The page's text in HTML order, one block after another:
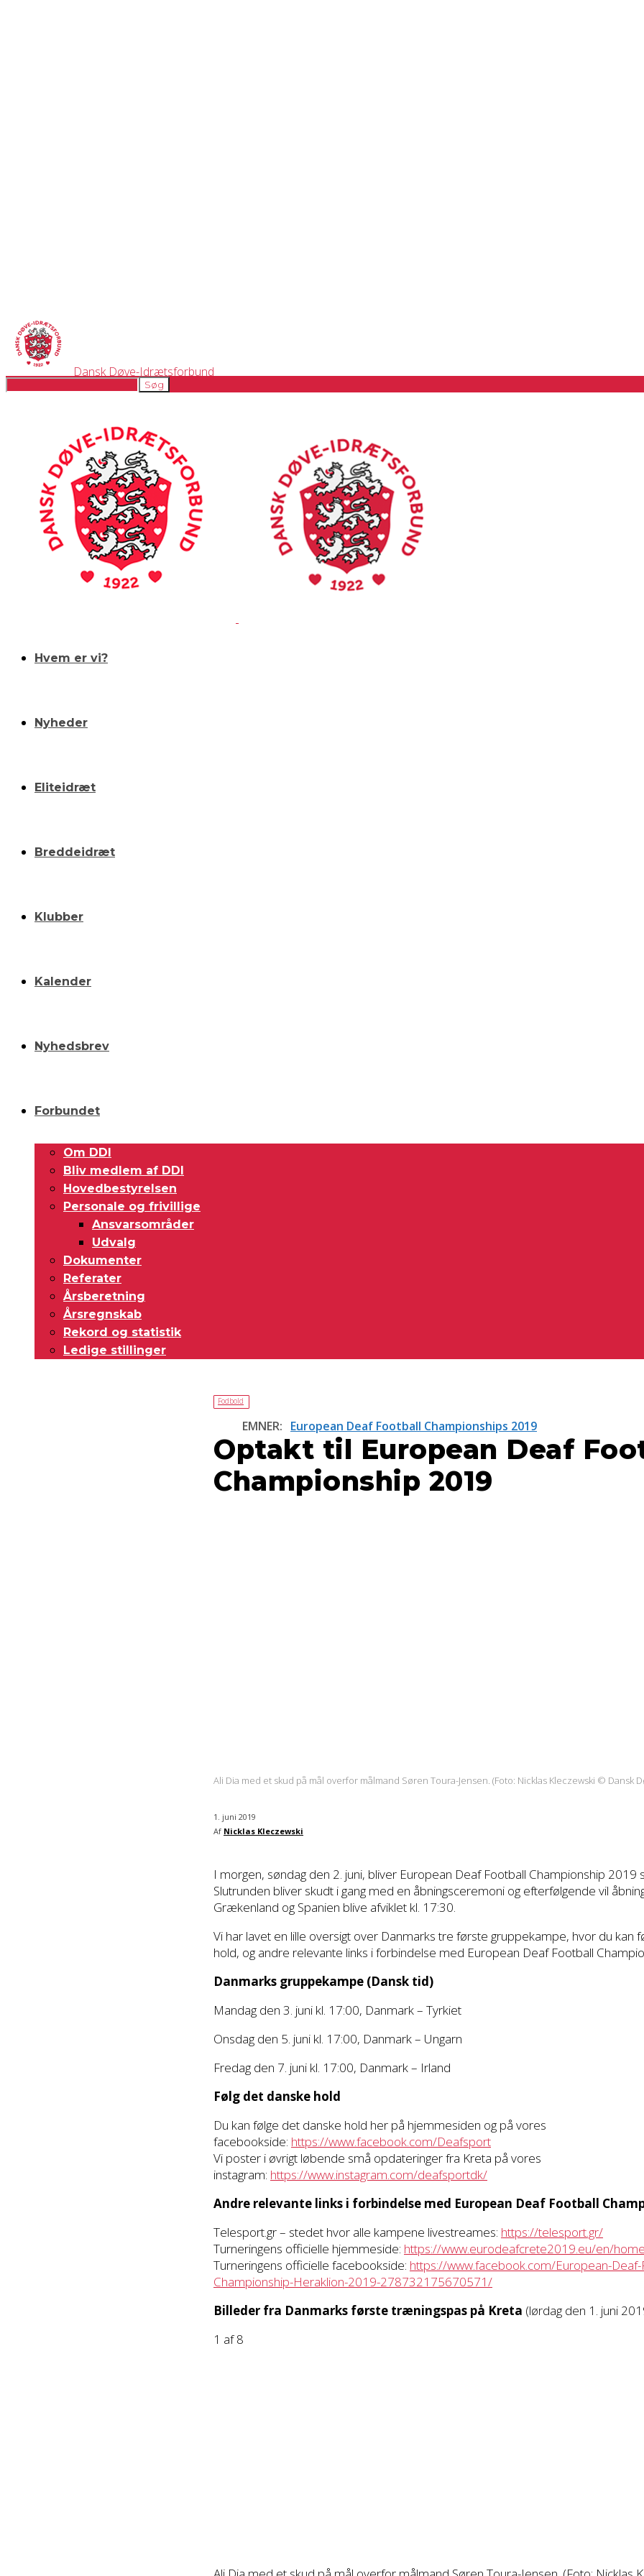
Dansk Døve-Idrætsforbund
Hvem er vi?
Nyheder
Eliteidræt
Breddeidræt
Klubber
Kalender
Nyhedsbrev
Forbundet
Om DDI
Bliv medlem af DDI
Hovedbestyrelsen
Personale og frivillige
Ansvarsområder
Udvalg
Dokumenter
Referater
Årsberetning
Årsregnskab
Rekord og statistik
Ledige stillinger
Fodbold
EMNER: European Deaf Football Championships 2019
Optakt til European Deaf
Championship 2019
Ali Dia med et skud på mål overfor målmand Søren Toura-Jensen. (Foto: Nicklas Kleczewski © Dansk
1. juni 2019
Af Nicklas Kleczewski
I morgen, søndag den 2. juni, bliver European Deaf Football Championship 2019
Slutrunden bliver skudt i gang med en åbningsceremoni og efterfølgende vil
Grækenland og Spanien blive afviklet kl. 17:30.
Vi har lavet en lille oversigt over Danmarks tre første gruppekampe, hvor du kan
hold, og andre relevante links i forbindelse med European Deaf Football
Danmarks gruppekampe (Dansk tid)
Mandag den 3. juni kl. 17:00, Danmark – Tyrkiet
Onsdag den 5. juni kl. 17:00, Danmark – Ungarn
Fredag den 7. juni kl. 17:00, Danmark – Irland
Følg det danske hold
Du kan følge det danske hold her på hjemmesiden og på vores
facebookside: https://www.facebook.com/Deafsport
Vi poster i øvrigt løbende små opdateringer fra Kreta på vores
instagram: https://www.instagram.com/deafsportdk/
Andre relevante links i forbindelse med European Deaf Football
Telesport.gr – stedet hvor alle kampene livestreames: https://telesport.gr/
Turneringens officielle hjemmeside: https://www.eurodeafcrete2019.eu/en/
Turneringens officielle facebookside: https://www.facebook.com/European-Deaf-
Championship-Heraklion-2019-278732175670571/
Billeder fra Danmarks første træningspas på Kreta (lørdag den 1. juni
1 af 8